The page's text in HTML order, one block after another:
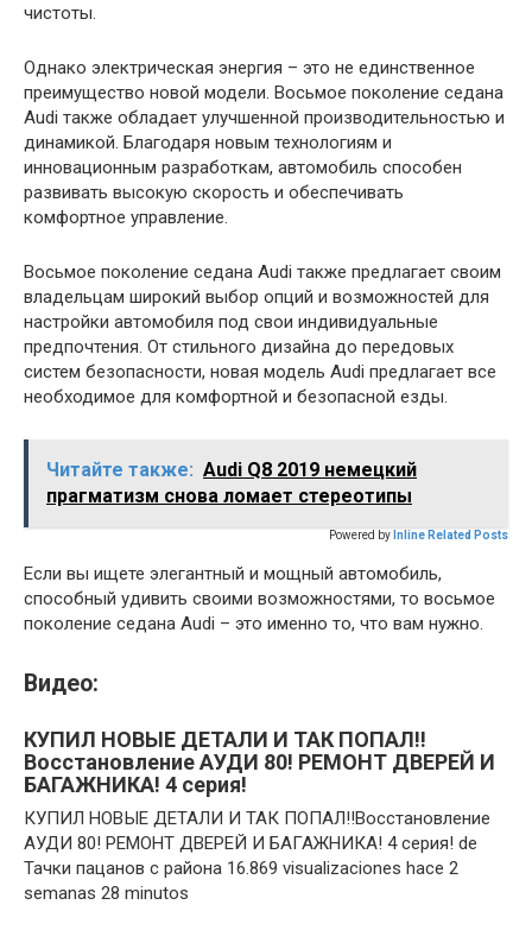
чистоты.
Однако электрическая энергия – это не единственное
преимущество новой модели. Восьмое поколение седана
Audi также обладает улучшенной производительностью и
динамикой. Благодаря новым технологиям и
инновационным разработкам, автомобиль способен
развивать высокую скорость и обеспечивать
комфортное управление.
Восьмое поколение седана Audi также предлагает своим
владельцам широкий выбор опций и возможностей для
настройки автомобиля под свои индивидуальные
предпочтения. От стильного дизайна до передовых
систем безопасности, новая модель Audi предлагает все
необходимое для комфортной и безопасной езды.
Читайте также: Audi Q8 2019 немецкий
прагматизм снова ломает стереотипы
Powered by Inline Related Posts
Если вы ищете элегантный и мощный автомобиль,
способный удивить своими возможностями, то восьмое
поколение седана Audi – это именно то, что вам нужно.
Видео:
КУПИЛ НОВЫЕ ДЕТАЛИ И ТАК ПОПАЛ!!
Восстановление АУДИ 80! РЕМОНТ ДВЕРЕЙ И
БАГАЖНИКА! 4 серия!
КУПИЛ НОВЫЕ ДЕТАЛИ И ТАК ПОПАЛ!!Восстановление
АУДИ 80! РЕМОНТ ДВЕРЕЙ И БАГАЖНИКА! 4 серия! de
Тачки пацанов с района 16.869 visualizaciones hace 2
semanas 28 minutos